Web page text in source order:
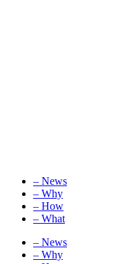
– News
– Why
– How
– What
– News
– Why